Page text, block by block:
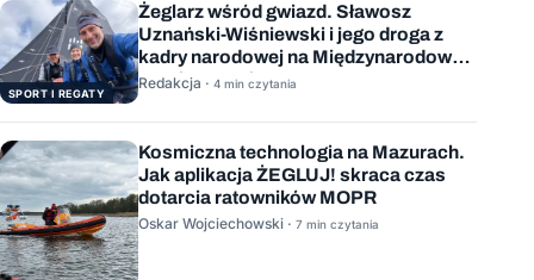
SPORT I REGATY
Żeglarz wśród gwiazd. Sławosz
Uznański-Wiśniewski i jego droga z
kadry narodowej na Międzynarodową
Stację Kosmiczną
Redakcja · 4 min czytania
Kosmiczna technologia na Mazurach.
Jak aplikacja ŻEGLUJ! skraca czas
dotarcia ratowników MOPR
Oskar Wojciechowski · 7 min czytania